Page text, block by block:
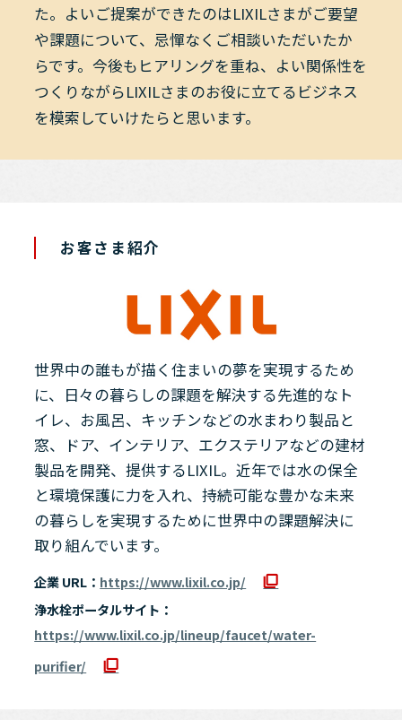
た。よいご提案ができたのはLIXILさまがご要望
や課題について、忌憚なくご相談いただいたか
らです。今後もヒアリングを重ね、よい関係性を
つくりながらLIXILさまのお役に立てるビジネス
を模索していけたらと思います。
お客さま紹介
世界中の誰もが描く住まいの夢を実現するため
に、日々の暮らしの課題を解決する先進的なト
イレ、お風呂、キッチンなどの水まわり製品と
窓、ドア、インテリア、エクステリアなどの建材
製品を開発、提供するLIXIL。近年では水の保全
と環境保護に力を入れ、持続可能な豊かな未来
の暮らしを実現するために世界中の課題解決に
取り組んでいます。
企業 URL： https://www.lixil.co.jp/
浄水栓ポータルサイト：
https://www.lixil.co.jp/lineup/faucet/water-
purifier/